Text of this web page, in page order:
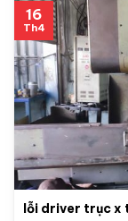
lỗi driver trục x
16
Th4